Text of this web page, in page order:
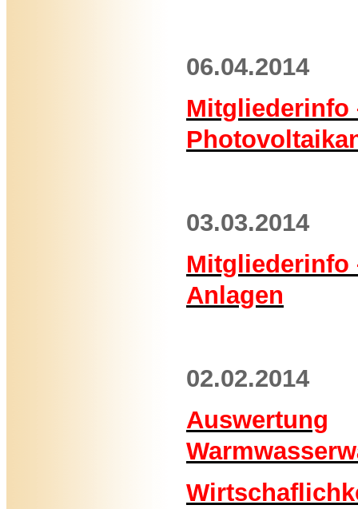
06.04.2014
Mitgliederinfo
03.03.2014
Mitgliederinfo
Anlagen
02.02.2014
Auswertung